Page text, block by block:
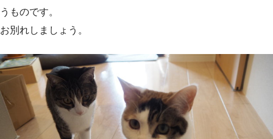
うものです。
お別れしましょう。